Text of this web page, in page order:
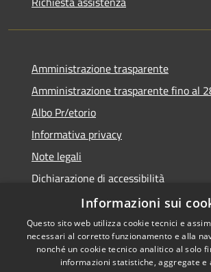
Amministrazione trasparente
Amministrazione trasparente fino al
Albo Pr/etorio
Informativa privacy
Note legali
Dichiarazione di accessibilità
Obiettivi di accessibilità
Copyright
Informazioni sui
Questo sito web utilizza cookie tecnici e
necessari al corretto funzionamento e alla
nonché un cookie tecnico analitico al solo
informazioni statistiche, aggregate e